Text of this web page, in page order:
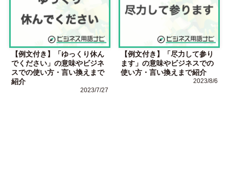
【例文付き】「ゆっくり休ん
でください」の意味やビジネ
スでの使い方・言い換えまで
紹介
2023/7/27
【例文付き】「尽力して参り
ます」の意味やビジネスでの
使い方・言い換えまで紹介
2023/8/6